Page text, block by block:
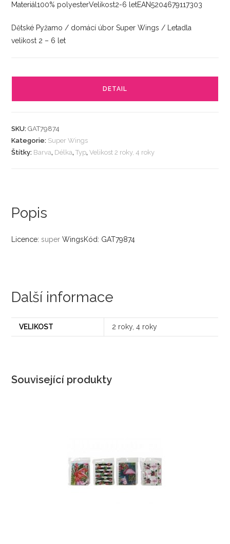
Materiál100% polyesterVelikost2-6 letEAN5204679117303
Dětské Pyžamo / domácí úbor Super Wings / Letadla
velikost 2 – 6 let
DETAIL
SKU:GAT79874
Kategorie: Super Wings
Štítky: Barva, Délka,Typ,Velikost 2 roky, 4 roky
Popis
Licence:super WingsKód: GAT79874
Další informace
VELIKOST 2 roky, 4 roky
Související produkty